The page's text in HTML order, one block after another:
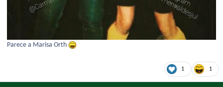
Parece a Marisa Orth
1 1